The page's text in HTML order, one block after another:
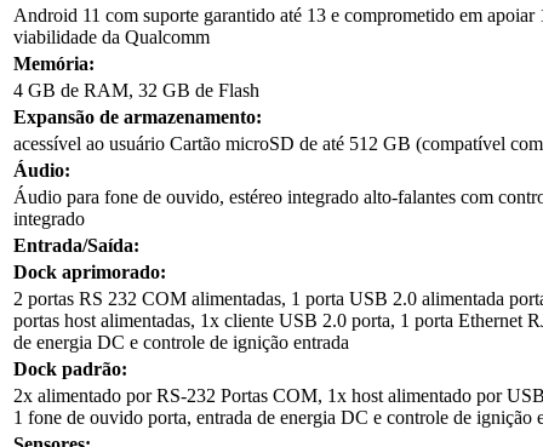
Android 11 com suporte garantido até 13 e comprometido em apoiar
viabilidade da Qualcomm
Memória:
4 GB de RAM, 32 GB de Flash
Expansão de armazenamento:
acessível ao usuário Cartão microSD de até 512 GB (compatível
Áudio:
Áudio para fone de ouvido, estéreo integrado alto-falantes com
integrado
Entrada/Saída:
Dock aprimorado:
2 portas RS 232 COM alimentadas, 1 porta USB 2.0 alimentada
portas host alimentadas, 1x cliente USB 2.0 porta, 1 porta Ethernet
de energia DC e controle de ignição entrada
Dock padrão:
2x alimentado por RS-232 Portas COM, 1x host alimentado por
1 fone de ouvido porta, entrada de energia DC e controle de ignição